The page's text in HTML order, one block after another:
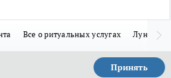
Все о ритуальных услугах Лунно-
Принять